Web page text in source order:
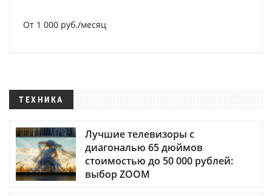
От 1 000 руб./месяц
ТЕХНИКА
Лучшие телевизоры с
диагональю 65 дюймов
стоимостью до 50 000 рублей:
выбор ZOOM